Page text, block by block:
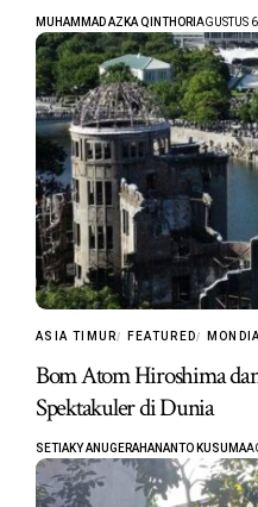
MUHAMMAD AZKA QINTHORI AGUSTUS
ASIA TIMUR FEATURED
Bom Atom Hiroshima
Spektakuler di Dunia
SETIAKY ANUGERAHANANTO KUSUMA